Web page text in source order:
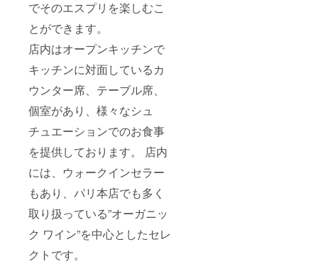
でそのエスプリを楽しむこ
とができます。
店内はオープンキッチンで
キッチンに対面しているカ
ウンター席、テーブル席、
個室があり、様々なシュ
チュエーションでのお食事
を提供しております。 店内
には、ウォークインセラー
もあり、パリ本店でも多く
取り扱っている”オーガニッ
ク ワイン”を中心としたセレ
クトです。